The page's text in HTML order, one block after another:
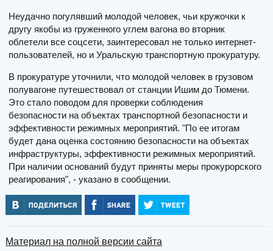
Неудачно погулявший молодой человек, чьи кружочки к
другу якобы из груженного углем вагона во вторник
облетели все соцсети, заинтересовал не только интернет-
пользователей, но и Уральскую транспортную прокуратуру.
В прокуратуре уточнили, что молодой человек в грузовом
полувагоне путешествовал от станции Ишим до Тюмени.
Это стало поводом для проверки соблюдения
безопасности на объектах транспортной безопасности и
эффективности режимных мероприятий. "По ее итогам
будет дана оценка состоянию безопасности на объектах
инфраструктуры, эффективности режимных мероприятий.
При наличии оснований будут приняты меры прокурорского
реагирования", - указано в сообщении.
Материал на полной версии сайта